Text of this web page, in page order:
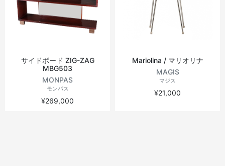
サイドボード ZIG-ZAG
MBG503
MONPAS
モンパス
¥269,000
Mariolina / マリオリナ
MAGIS
マジス
¥21,000